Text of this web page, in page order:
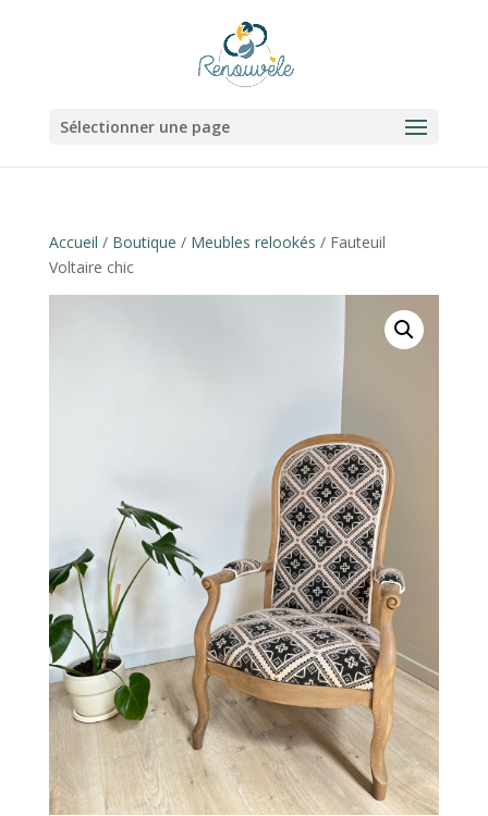
Sélectionner une page
Accueil / Boutique / Meubles relookés / Fauteuil
Voltaire chic